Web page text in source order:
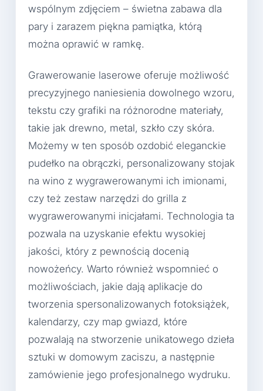
wspólnym zdjęciem – świetna zabawa dla
pary i zarazem piękna pamiątka, którą
można oprawić w ramkę.
Grawerowanie laserowe oferuje możliwość
precyzyjnego naniesienia dowolnego wzoru,
tekstu czy grafiki na różnorodne materiały,
takie jak drewno, metal, szkło czy skóra.
Możemy w ten sposób ozdobić eleganckie
pudełko na obrączki, personalizowany stojak
na wino z wygrawerowanymi ich imionami,
czy też zestaw narzędzi do grilla z
wygrawerowanymi inicjałami. Technologia ta
pozwala na uzyskanie efektu wysokiej
jakości, który z pewnością docenią
nowożeńcy. Warto również wspomnieć o
możliwościach, jakie dają aplikacje do
tworzenia spersonalizowanych fotoksiążek,
kalendarzy, czy map gwiazd, które
pozwalają na stworzenie unikatowego dzieła
sztuki w domowym zaciszu, a następnie
zamówienie jego profesjonalnego wydruku.